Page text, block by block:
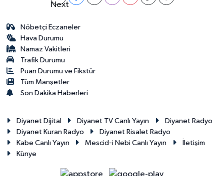
Nöbetçi Eczaneler
Hava Durumu
Namaz Vakitleri
Trafik Durumu
Puan Durumu ve Fikstür
Tüm Manşetler
Son Dakika Haberleri
Diyanet Dijital Diyanet TV Canlı Yayın
Diyanet Radyo
Diyanet Kuran Radyo
Diyanet Risalet Radyo
Kabe Canlı Yayın
Mescid-i Nebi Canlı Yayın
İletişim
Künye